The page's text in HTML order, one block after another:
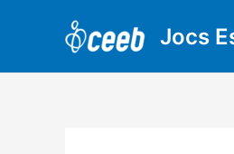
Jocs